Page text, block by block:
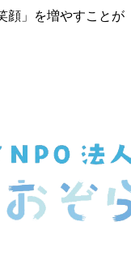
顔」を増やすことが